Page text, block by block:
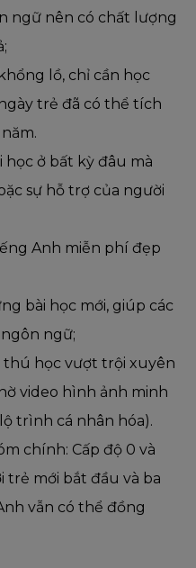
ngữ nên có chất lượng
lồ, chỉ cần học
trẻ đã có thể tích
học ở bất kỳ đâu mà
sự hỗ trợ của người
Anh miễn phí đẹp
bài học mới, giúp các
ngữ;
học vượt trội xuyên
video hình ảnh minh
trình cá nhân hóa).
chính: Cấp độ 0 và
trẻ mới bắt đầu và ba
vẫn có thể đồng